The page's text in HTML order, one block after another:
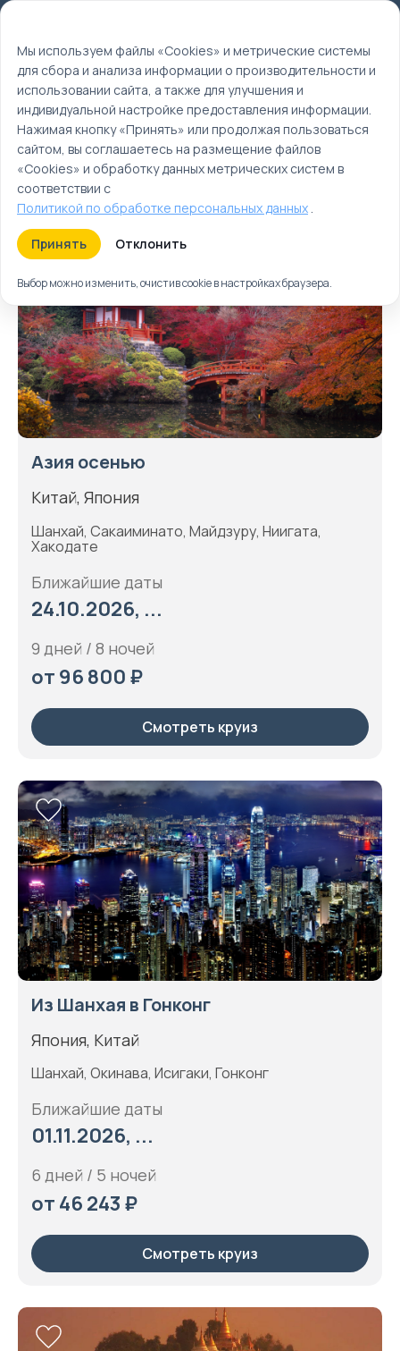
Главная
Круизы
Каталог круизов
Туры Круизы
Азия осенью
Китай, Япония
Шанхай, Сакаиминато, Майдзуру, Ниигата,
Хакодате
Ближайшие даты
24.10.2026, ...
9 дней / 8 ночей
от 96 800 ₽
Смотреть круиз
Из Шанхая в Гонконг
Япония, Китай
Шанхай, Окинава, Исигаки, Гонконг
Ближайшие даты
01.11.2026, ...
6 дней / 5 ночей
от 46 243 ₽
Смотреть круиз
Мы используем файлы «Cookies» и метрические системы
для сбора и анализа информации о производительности и
использовании сайта, а также для улучшения и
индивидуальной настройке предоставления информации.
Нажимая кнопку «Принять» или продолжая пользоваться
сайтом, вы соглашаетесь на размещение файлов
«Cookies» и обработку данных метрических систем в
соответствии с
Политикой по обработке персональных данных.
Принять Отклонить
Выбор можно изменить, очистив cookie в настройках браузера.